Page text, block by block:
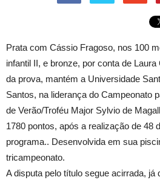
Prata com Cássio Fragoso, nos 100
infantil II, e bronze, por conta de
da prova, mantém a Universidade
Santos, na liderança do Campeonato
de Verão/Troféu Major Sylvio de
1780 pontos, após a realização de 48
programa.. Desenvolvida em sua
tricampeonato.
A disputa pelo título segue acirrada, já